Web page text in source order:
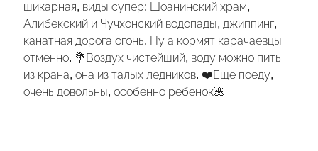
шикарная, виды супер: Шоанинский храм,
Алибекский и Чучхонский водопады, джиппинг,
канатная дорога огонь. Ну а кормят карачаевцы
отменно. 💐Воздух чистейший, воду можно пить
из крана, она из талых ледников. ❤️Еще поеду,
очень довольны, особенно ребенок🌺